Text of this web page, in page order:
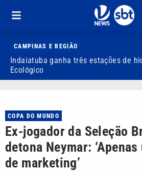
CAMPINAS E REGIÃO
Indaiatuba ganha três estações de
Ecológico
COPA DO MUNDO
Ex-jogador da Seleção
detona Neymar:
de marketing’